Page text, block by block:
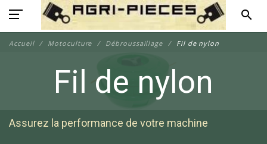
search
Accueil Motoculture Débroussaillage Fil de nylon
Fil de nylon
Assurez la performance de votre machine